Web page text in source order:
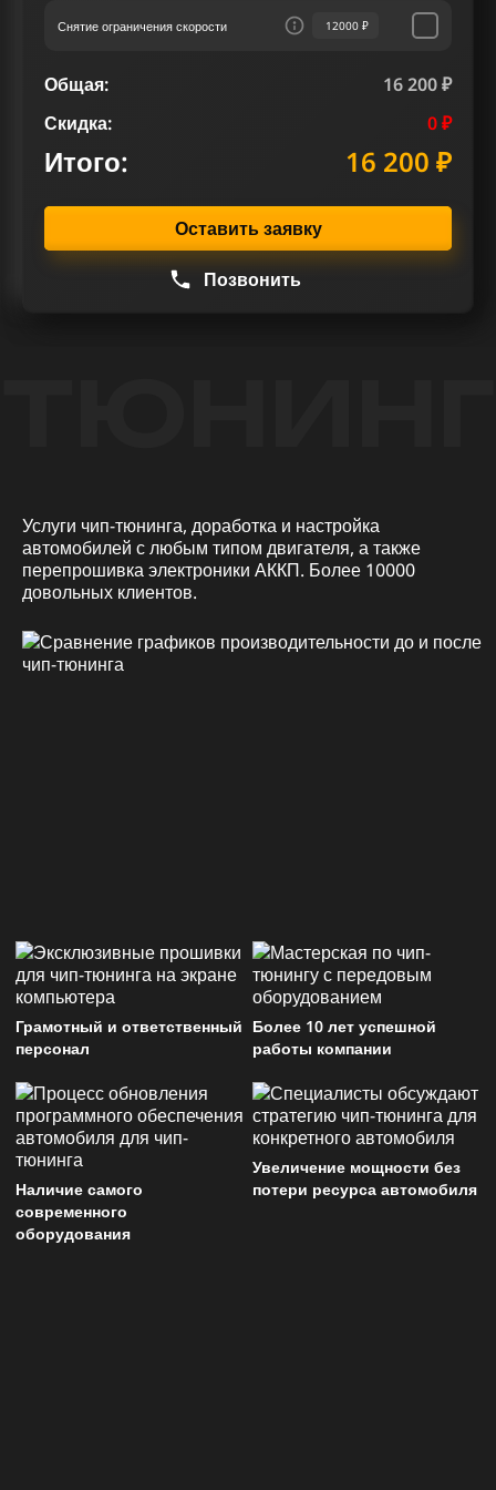
Снятие ограничения скорости 12000 ₽
Общая:
16 200 ₽
Скидка:
0 ₽
Итого: 16 200 ₽
Оставить заявку
Позвонить
Услуги чип-тюнинга, доработка и настройка
автомобилей с любым типом двигателя, а также
перепрошивка электроники АККП. Более 10000
довольных клиентов.
Грамотный и ответственный
персонал
Более 10 лет успешной
работы компании
Наличие самого
современного
оборудования
Увеличение мощности без
потери ресурса автомобиля